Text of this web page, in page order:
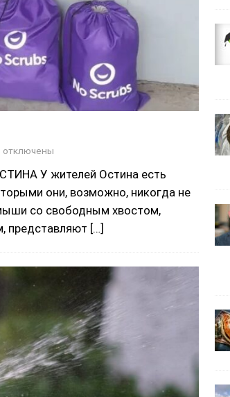
отключены
У жителей Остина есть
они, возможно, никогда не
со свободным хвостом,
представляют […]